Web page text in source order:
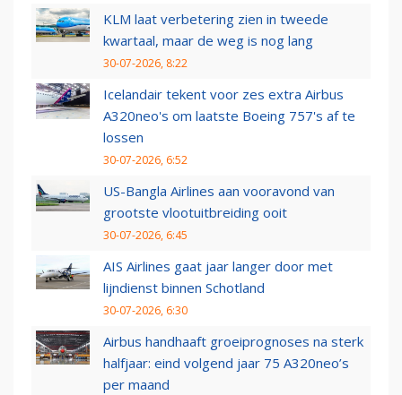
KLM laat verbetering zien in tweede
kwartaal, maar de weg is nog lang
30-07-2026, 8:22
Icelandair tekent voor zes extra Airbus
A320neo's om laatste Boeing 757's af te
lossen
30-07-2026, 6:52
US-Bangla Airlines aan vooravond van
grootste vlootuitbreiding ooit
30-07-2026, 6:45
AIS Airlines gaat jaar langer door met
lijndienst binnen Schotland
30-07-2026, 6:30
Airbus handhaaft groeiprognoses na sterk
halfjaar: eind volgend jaar 75 A320neo’s
per maand